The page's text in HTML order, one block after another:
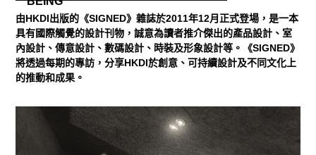
由HKDI出版的《SIGNED》雜誌於2011年12月正式登場，是一本
具有國際觸覺的設計刊物，誠意為讀者推介傑出的產品設計、室
內設計、傳意設計、數碼設計、時裝及形象設計等。《SIGNED》
將透過每期的專訪，分享HKDI於創意、可持續設計及不同文化上
的推動和成果。